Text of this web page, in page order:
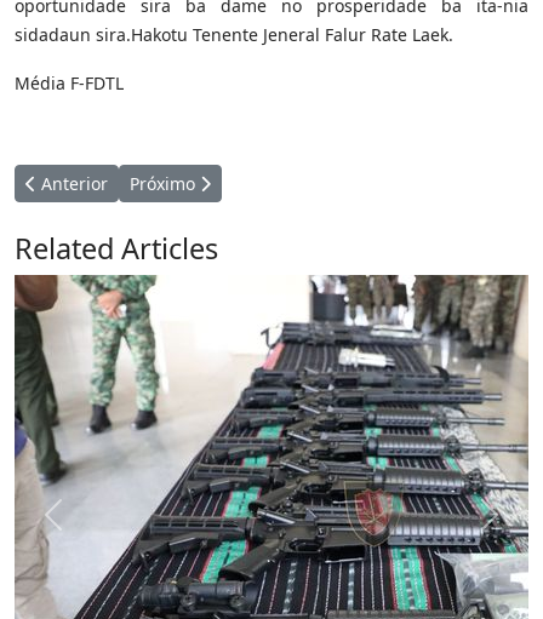
oportunidade sira ba dame no prosperidade ba ita-nia
sidadaun sira.Hakotu Tenente Jeneral Falur Rate Laek.
Média F-FDTL
Artigo anterior: Tenente Jenerál Abertura Kopa Navál, Husu
Anterior Próximo artigo: Tenente Jenerál F-FDTL partisipa
Próximo
Related Articles
Previous Next